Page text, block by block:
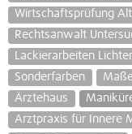
Wirtschaftsprüfung
Rechtsanwalt
Lackierarbeiten
Sonderfarben
Ärztehaus
Arztpraxis für Innere